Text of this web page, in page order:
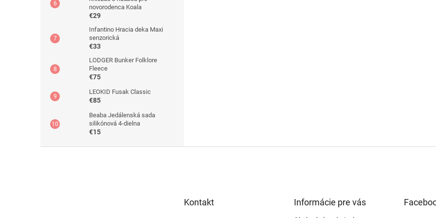
novorodenca Koala
€29
Infantino Hracia deka Maxi
senzorická
€33
LODGER Bunker Folklore
Fleece
€75
LEOKID Fusak Classic
€85
Beaba Jedálenská sada
silikónová 4-dielna
€15
Kontakt Informácie pre vás